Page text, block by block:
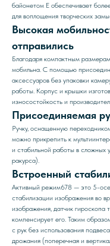
байонетом E обеспечивает
для воплощения творческих
Высокая
отправились
Благодаря компактным
мобильна. С помощью
аксессуаров без упаковки
работы. Корпус и крышки
износостойкость и
Присоединяемая
Ручку, оснащенную
можно прикрепить к
и стабильной работы в сложных
ракурса).
Встроенный
Активный режим678 — это 5-
стабилизации изображения во
изображения, датчик
компенсирует его. Таким
с рук без использования
дрожания (поперечная и